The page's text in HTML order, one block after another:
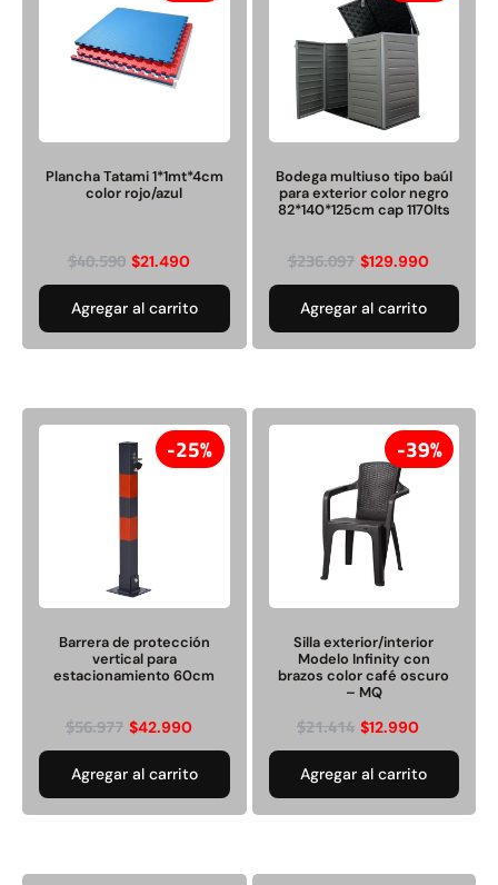
Plancha Tatami 1*1mt*4cm
color rojo/azul
$40.590 $21.490
Agregar al carrito
Bodega multiuso tipo baúl
para exterior color negro
82*140*125cm cap 1170lts
$236.097 $129.990
Agregar al carrito
25%
Barrera de protección
vertical para
estacionamiento 60cm
$56.977 $42.990
Agregar al carrito
39%
Silla exterior/interior
Modelo Infinity con
brazos color café oscuro
– MQ
$21.414 $12.990
Agregar al carrito